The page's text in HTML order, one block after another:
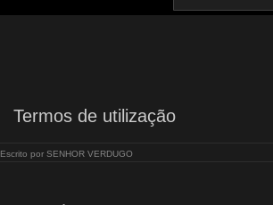
Termos de utilização
Escrito por SENHOR VERDUGO